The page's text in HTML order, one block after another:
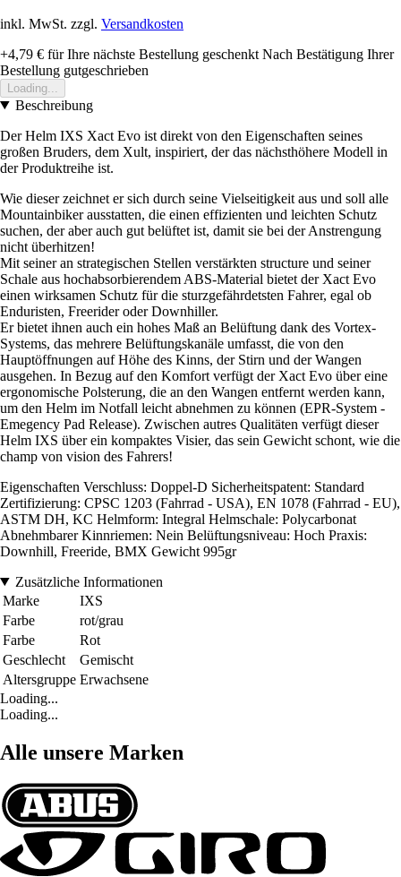
inkl. MwSt. zzgl. Versandkosten
+4,79 € für Ihre nächste Bestellung geschenkt Nach Bestätigung Ihrer
Bestellung gutgeschrieben
Loading...
Beschreibung
Der Helm IXS Xact Evo ist direkt von den Eigenschaften seines
großen Bruders, dem Xult, inspiriert, der das nächsthöhere Modell in
der Produktreihe ist.
Wie dieser zeichnet er sich durch seine Vielseitigkeit aus und soll alle
Mountainbiker ausstatten, die einen effizienten und leichten Schutz
suchen, der aber auch gut belüftet ist, damit sie bei der Anstrengung
nicht überhitzen!
Mit seiner an strategischen Stellen verstärkten structure und seiner
Schale aus hochabsorbierendem ABS-Material bietet der Xact Evo
einen wirksamen Schutz für die sturzgefährdetsten Fahrer, egal ob
Enduristen, Freerider oder Downhiller.
Er bietet ihnen auch ein hohes Maß an Belüftung dank des Vortex-
Systems, das mehrere Belüftungskanäle umfasst, die von den
Hauptöffnungen auf Höhe des Kinns, der Stirn und der Wangen
ausgehen. In Bezug auf den Komfort verfügt der Xact Evo über eine
ergonomische Polsterung, die an den Wangen entfernt werden kann,
um den Helm im Notfall leicht abnehmen zu können (EPR-System -
Emegency Pad Release). Zwischen autres Qualitäten verfügt dieser
Helm IXS über ein kompaktes Visier, das sein Gewicht schont, wie die
champ von vision des Fahrers!
Eigenschaften Verschluss: Doppel-D Sicherheitspatent: Standard
Zertifizierung: CPSC 1203 (Fahrrad - USA), EN 1078 (Fahrrad - EU),
ASTM DH, KC Helmform: Integral Helmschale: Polycarbonat
Abnehmbarer Kinnriemen: Nein Belüftungsniveau: Hoch Praxis:
Downhill, Freeride, BMX Gewicht 995gr
Zusätzliche Informationen
Marke
IXS
Farbe
rot/grau
Farbe
Rot
Geschlecht
Gemischt
Altersgruppe Erwachsene
Loading...
Loading...
Alle unsere Marken